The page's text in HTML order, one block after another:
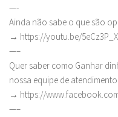
—-
Ainda não sabe o que são
→ https://youtu.be/
—–
Quer saber como Ganhar
nossa equipe de atendimento:
→ https://
—–